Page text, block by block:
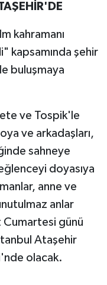
kahramanı
kapsamında şehir
buluşmaya
ve Tospik'le
ve arkadaşları,
sahneye
doyasıya
anne ve
anlar
Cumartesi günü
Ataşehir
olacak.